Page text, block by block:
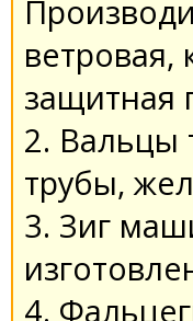
ветровая,
защитная
2. Вальцы
трубы,
3. Зиг
4.